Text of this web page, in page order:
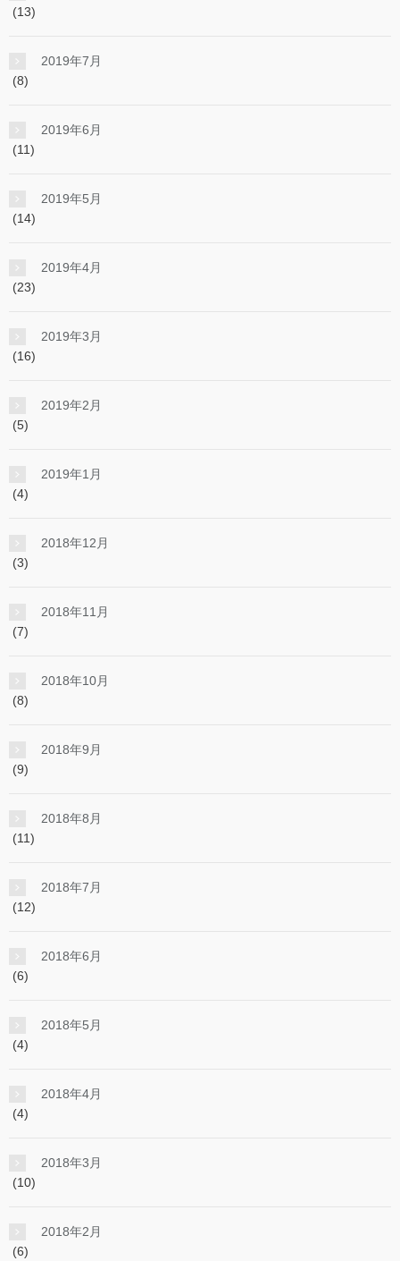
(13)
2019年7月
(8)
2019年6月
(11)
2019年5月
(14)
2019年4月
(23)
2019年3月
(16)
2019年2月
(5)
2019年1月
(4)
2018年12月
(3)
2018年11月
(7)
2018年10月
(8)
2018年9月
(9)
2018年8月
(11)
2018年7月
(12)
2018年6月
(6)
2018年5月
(4)
2018年4月
(4)
2018年3月
(10)
2018年2月
(6)